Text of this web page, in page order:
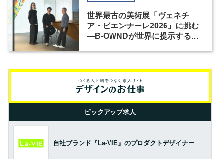
世界最古の美術展「ヴェネチ
ア・ビエンナーレ2026」に挑む
―B-OWNDが世界に提示する美
ピックアップ求人
自社ブランド『La-VIE』のプロダクトデザイナー